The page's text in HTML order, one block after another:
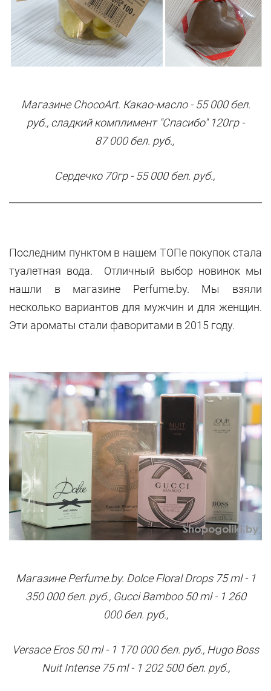
МагазинеChoсoArt. Какао-масло - 55 000 бел.
руб., сладкий комплимент "Спасибо" 120гр-
87000 бел. руб.,
Сердечко 70гр- 55000 бел. руб.,
Последним пунктом в нашем ТОПе покупок стала
туалетная вода. Отличный выбор новинок мы
нашли в магазине Perfume.by. Мы взяли
несколько вариантов для мужчин и для женщин.
Эти ароматы стали фаворитами в 2015 году.
МагазинеPеrfume.by. Dolce Floral Drops 75 ml - 1
350 000 бел. руб., GucciBamboo 50 ml - 1 260
000 бел. руб.,
Versace Eros 50 ml - 1 170 000 бел. руб., Hugo Boss
NuitIntense 75 ml - 1 202 500 бел. руб.,